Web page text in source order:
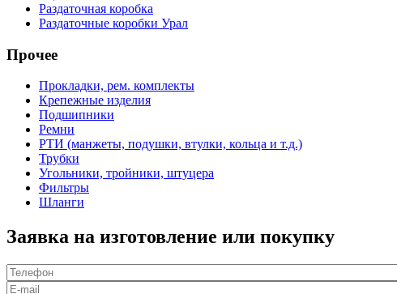
Раздаточная коробка
Раздаточные коробки Урал
Прочее
Прокладки, рем. комплекты
Крепежные изделия
Подшипники
Ремни
РТИ (манжеты, подушки, втулки, кольца и т.д.)
Трубки
Угольники, тройники, штуцера
Фильтры
Шланги
Заявка на изготовление или покупку
Телефон
E-mail